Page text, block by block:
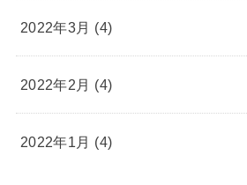
2022年3月 (4)
2022年2月 (4)
2022年1月 (4)